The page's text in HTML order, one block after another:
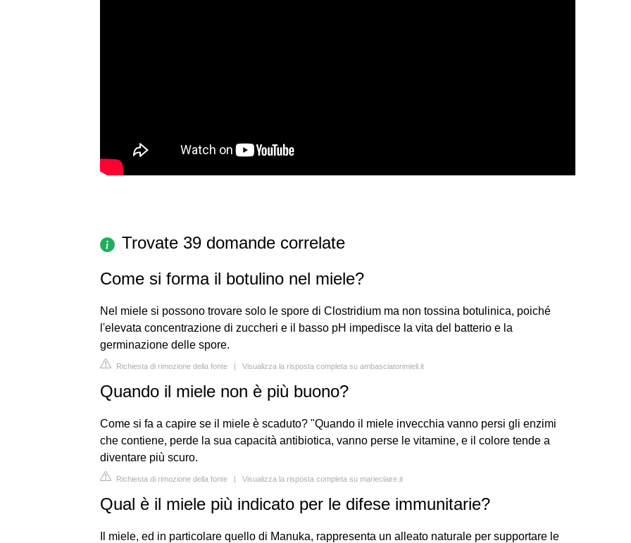
Trovate 39 domande correlate
Come si forma il botulino nel miele?
Nel miele si possono trovare solo le spore di Clostridium ma non tossina botulinica, poiché
l'elevata concentrazione di zuccheri e il basso pH impedisce la vita del batterio e la
germinazione delle spore.
Richiesta di rimozione della fonte | Visualizza la risposta completa su ambasciatorimieli.it
Quando il miele non è più buono?
Come si fa a capire se il miele è scaduto? "Quando il miele invecchia vanno persi gli enzimi
che contiene, perde la sua capacità antibiotica, vanno perse le vitamine, e il colore tende a
diventare più scuro.
Richiesta di rimozione della fonte | Visualizza la risposta completa su marieclaire.it
Qual è il miele più indicato per le difese immunitarie?
Il miele, ed in particolare quello di Manuka, rappresenta un alleato naturale per supportare le